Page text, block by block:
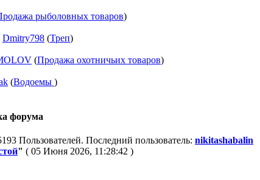
рыболовных товаров)
Dmitry798 (Треп)
(Продажа охотничьих товаров)
(Водоемы )
форума
Пользователей. Последний пользователь: nikitashabalin
" ( 05 Июня 2026, 11:28:42 )